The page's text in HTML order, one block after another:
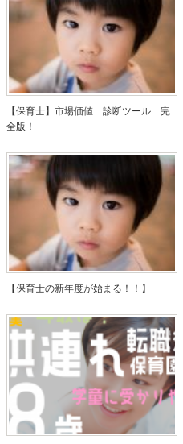
【保育士】市場価値 診断ツール 完
全版！
【保育士の新年度が始まる！！】